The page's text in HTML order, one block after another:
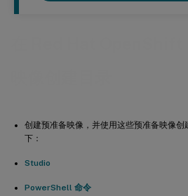
创建预准备映像，并使用这些预准备映像创
下：
Studio
PowerShell 命令